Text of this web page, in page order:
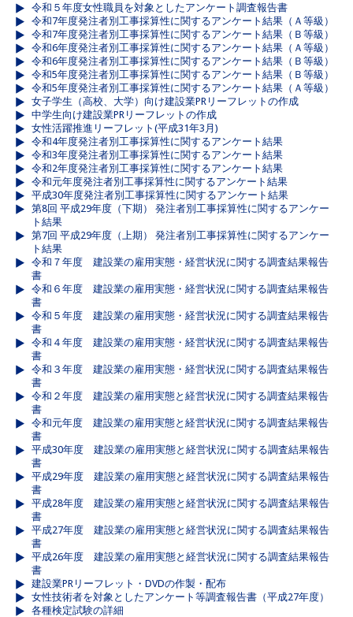
令和５年度女性職員を対象としたアンケート調査報告書
令和7年度発注者別工事採算性に関するアンケート結果（Ａ等級）
令和7年度発注者別工事採算性に関するアンケート結果（Ｂ等級）
令和6年度発注者別工事採算性に関するアンケート結果（Ａ等級）
令和6年度発注者別工事採算性に関するアンケート結果（Ｂ等級）
令和5年度発注者別工事採算性に関するアンケート結果（Ｂ等級）
令和5年度発注者別工事採算性に関するアンケート結果（Ａ等級）
女子学生（高校、大学）向け建設業PRリーフレットの作成
中学生向け建設業PRリーフレットの作成
女性活躍推進リーフレット(平成31年3月)
令和4年度発注者別工事採算性に関するアンケート結果
令和3年度発注者別工事採算性に関するアンケート結果
令和2年度発注者別工事採算性に関するアンケート結果
令和元年度発注者別工事採算性に関するアンケート結果
平成30年度発注者別工事採算性に関するアンケート結果
第8回 平成29年度（下期） 発注者別工事採算性に関するアンケー
ト結果
第7回 平成29年度（上期） 発注者別工事採算性に関するアンケー
ト結果
令和７年度 建設業の雇用実態・経営状況に関する調査結果報告
書
令和６年度 建設業の雇用実態・経営状況に関する調査結果報告
書
令和５年度 建設業の雇用実態・経営状況に関する調査結果報告
書
令和４年度 建設業の雇用実態・経営状況に関する調査結果報告
書
令和３年度 建設業の雇用実態・経営状況に関する調査結果報告
書
令和２年度 建設業の雇用実態と経営状況に関する調査結果報告
書
令和元年度 建設業の雇用実態と経営状況に関する調査結果報告
書
平成30年度 建設業の雇用実態と経営状況に関する調査結果報告
書
平成29年度 建設業の雇用実態と経営状況に関する調査結果報告
書
平成28年度 建設業の雇用実態と経営状況に関する調査結果報告
書
平成27年度 建設業の雇用実態と経営状況に関する調査結果報告
書
平成26年度 建設業の雇用実態と経営状況に関する調査結果報告
書
建設業PRリーフレット・DVDの作製・配布
女性技術者を対象としたアンケート等調査報告書（平成27年度）
各種検定試験の詳細